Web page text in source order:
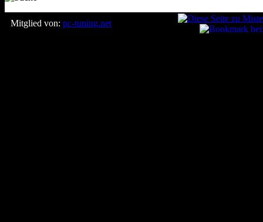
Mitglied von: pc-tuning.net